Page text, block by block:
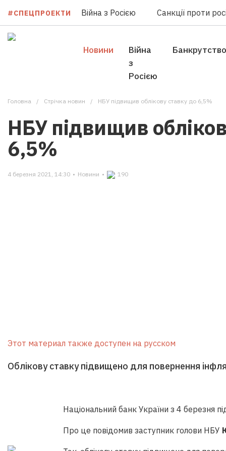
#СПЕЦПРОЕКТИ Війна з Росією Санкції проти
Новини
Війна
з
Росією
Банкрутство
Головна Стрічка новин НБУ підвищив облікову ставку до 6,5%
НБУ підвищив
6,5%
4 березня 2021, 14:30 • Новини • 190
Этот материал также доступен на русском
Облікову ставку підвищено для повернення
Національний банк України з 4 березня
Про це повідомив заступник голови НБУ